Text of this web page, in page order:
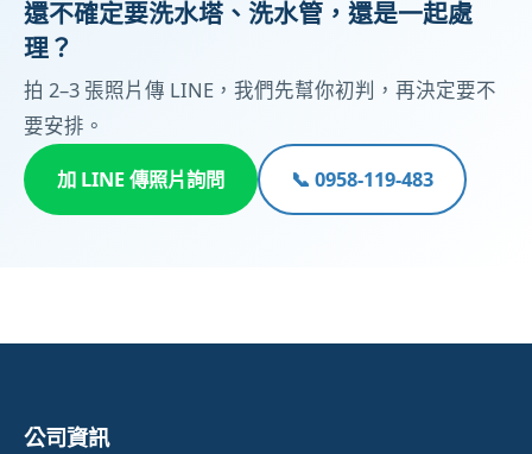
還不確定要洗水塔、洗水管，還是一起處
理？
拍 2–3 張照片傳 LINE，我們先幫你初判，再決定要不
要安排。
加 LINE 傳照片詢問 📞 0958-119-483
公司資訊